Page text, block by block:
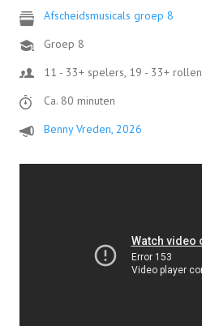
Afscheidsmusicals groep 8
Groep 8
11 - 33+ spelers, 19 - 33+ rollen
Ca. 80 minuten
Benny Vreden, 2026